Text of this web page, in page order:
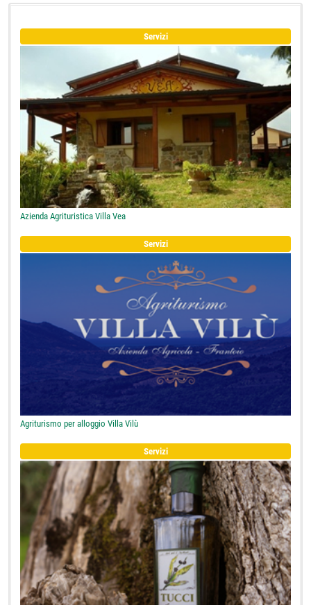
Servizi
Azienda Agrituristica Villa Vea
Servizi
Agriturismo per alloggio Villa Vilù
Servizi